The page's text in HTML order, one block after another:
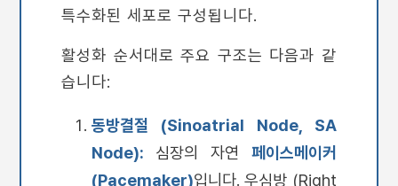
특수화된 세포로 구성됩니다.
활성화 순서대로 주요 구조는 다음과 같
습니다:
동방결절 (Sinoatrial Node, SA
Node): 심장의 자연 페이스메이커
(Pacemaker)입니다. 우심방 (Right